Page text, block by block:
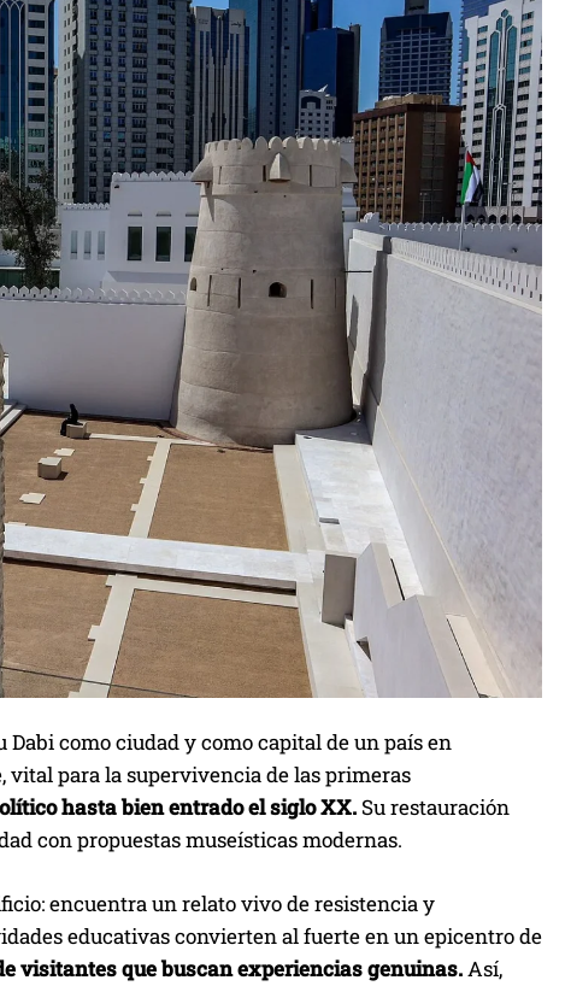
como ciudad y como capital de un país en
vital para la supervivencia de las primeras
hasta bien entrado el siglo XX. Su restauración
con propuestas museísticas modernas.
encuentra un relato vivo de resistencia y
educativas convierten al fuerte en un epicentro de
visitantes que buscan experiencias genuinas.Así,